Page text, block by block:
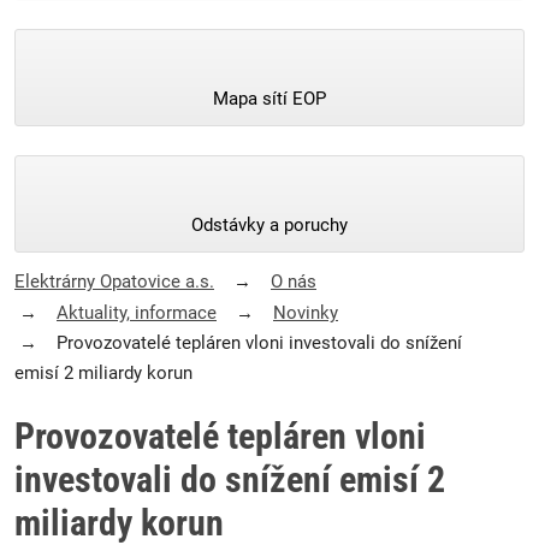
Mapa sítí EOP
Odstávky a poruchy
Elektrárny Opatovice a.s.
O nás
Aktuality, informace
Novinky
Provozovatelé tepláren vloni investovali do snížení
emisí 2 miliardy korun
Provozovatelé tepláren vloni
investovali do snížení emisí 2
miliardy korun